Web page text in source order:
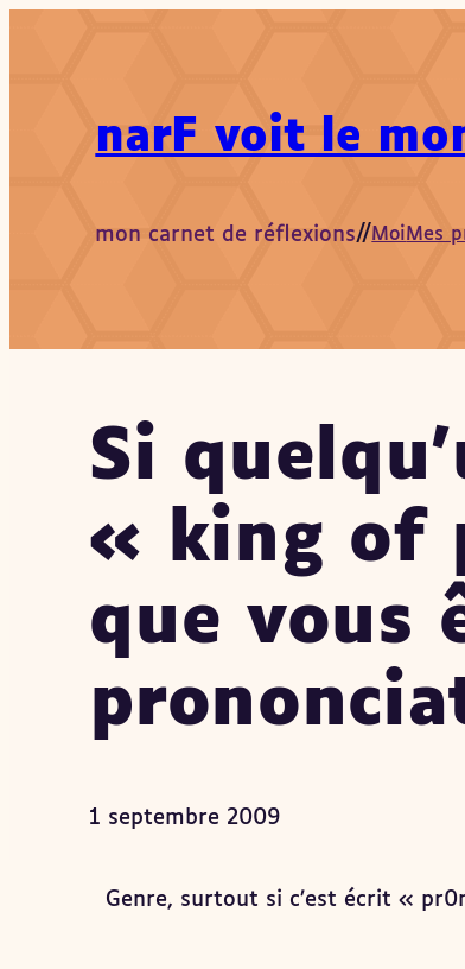
narF voit le
mon carnet de réflexions//MoiMes
Si
« king of
que vous
1 septembre 2009
Genre, surtout si c’est écrit «